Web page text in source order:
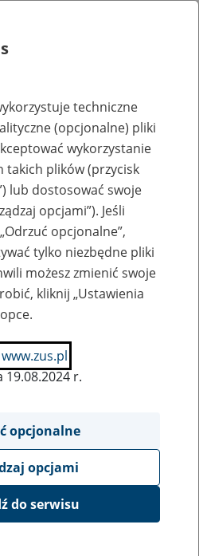
lub
zakładów pracy
bazy
Bison - Gliwice
techniczne
(opcjonalne) pliki
wykorzystanie
takich plików (przycisk
lub dostosować swoje
opcjami”). Jeśli
opcjonalne”,
tylko niezbędne pliki
możesz zmienić swoje
kliknij „Ustawienia
r.
opcjonalne
opcjami
do serwisu